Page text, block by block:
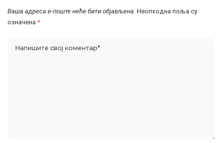
Ваша адреса е-поште неће бити објављена. Неопходна поља су
означена *